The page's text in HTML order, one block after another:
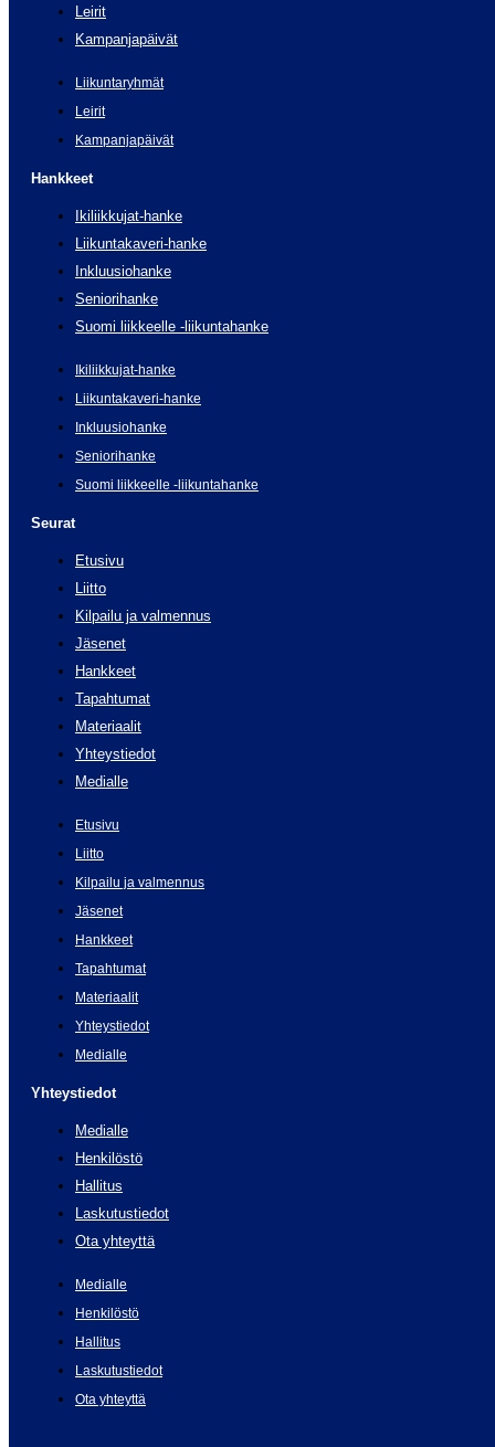
Leirit
Kampanjapäivät
Liikuntaryhmät
Leirit
Kampanjapäivät
Hankkeet
Ikiliikkujat-hanke
Liikuntakaveri-hanke
Inkluusiohanke
Seniorihanke
Suomi liikkeelle -liikuntahanke
Ikiliikkujat-hanke
Liikuntakaveri-hanke
Inkluusiohanke
Seniorihanke
Suomi liikkeelle -liikuntahanke
Seurat
Etusivu
Liitto
Kilpailu ja valmennus
Jäsenet
Hankkeet
Tapahtumat
Materiaalit
Yhteystiedot
Medialle
Etusivu
Liitto
Kilpailu ja valmennus
Jäsenet
Hankkeet
Tapahtumat
Materiaalit
Yhteystiedot
Medialle
Yhteystiedot
Medialle
Henkilöstö
Hallitus
Laskutustiedot
Ota yhteyttä
Medialle
Henkilöstö
Hallitus
Laskutustiedot
Ota yhteyttä